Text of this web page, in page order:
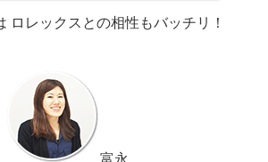
ロレックスとの相性もバッチリ！
富永